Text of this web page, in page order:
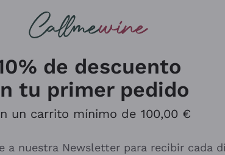
de descuento
tu primer pedido
un carrito mínimo de 100,00 €
a nuestra Newsletter para recibir cada